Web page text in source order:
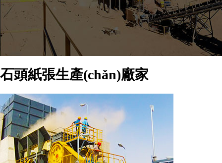
石頭紙張生產(chǎn)廠家